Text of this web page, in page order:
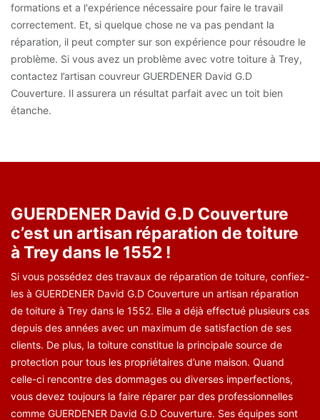
formations et a l'expérience nécessaire pour faire le travail
correctement. Et, si quelque chose ne va pas pendant la
réparation, il peut compter sur son expérience pour résoudre le
problème. Si vous avez un problème avec votre toiture à Trey,
contactez l’artisan couvreur GUERDENER David G.D
Couverture. Il assurera un résultat parfait avec un toit bien
étanche.
GUERDENER David G.D Couverture
c’est un artisan réparation de toiture
à Trey dans le 1552 !
Si vous possédez des travaux de réparation de toiture, confiez-
les à GUERDENER David G.D Couverture un artisan réparation
de toiture à Trey dans le 1552. Elle a déjà effectué plusieurs cas
depuis des années avec un maximum de satisfaction de ses
clients. De plus, la toiture constitue la principale source de
protection pour tous les propriétaires d’une maison. Quand
celle-ci rencontre des dommages ou diverses imperfections,
vous devez toujours la faire réparer par des professionnelles
comme GUERDENER David G.D Couverture. Ses équipes sont